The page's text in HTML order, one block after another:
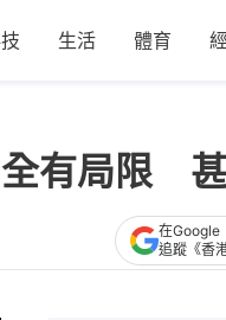
生活 體育
有局限
在Google
追蹤《香